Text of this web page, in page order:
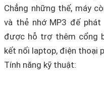
Chẳng những thế, máy
và thẻ nhớ MP3 đế
được hỗ trợ thêm cổng
kết nối laptop, điện thoại
Tính năng kỹ thuật: